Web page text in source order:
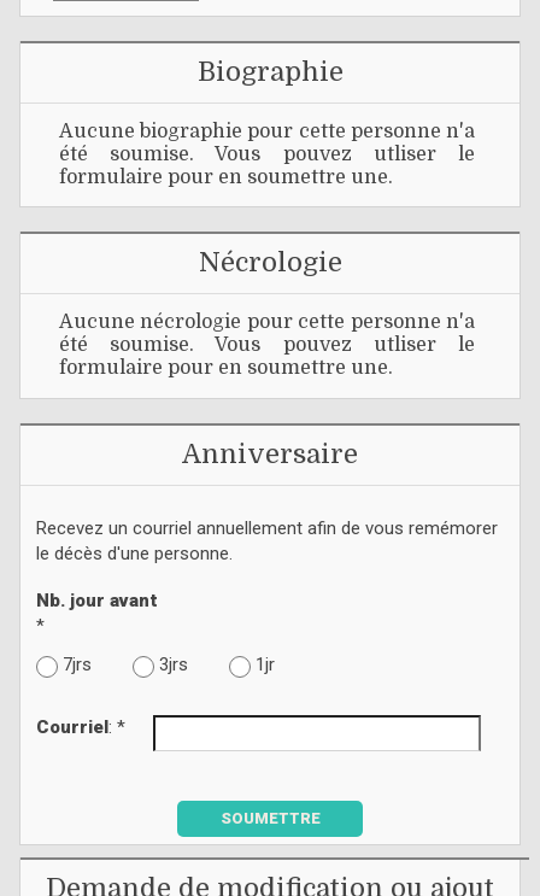
Biographie
Aucune biographie pour cette personne n'a
été soumise. Vous pouvez utliser le
formulaire pour en soumettre une.
Nécrologie
Aucune nécrologie pour cette personne n'a
été soumise. Vous pouvez utliser le
formulaire pour en soumettre une.
Anniversaire
Recevez un courriel annuellement afin de vous remémorer
le décès d'une personne.
Nb. jour avant
*
7jrs
3jrs 1jr
Courriel : *
SOUMETTRE
Demande de modification ou ajout